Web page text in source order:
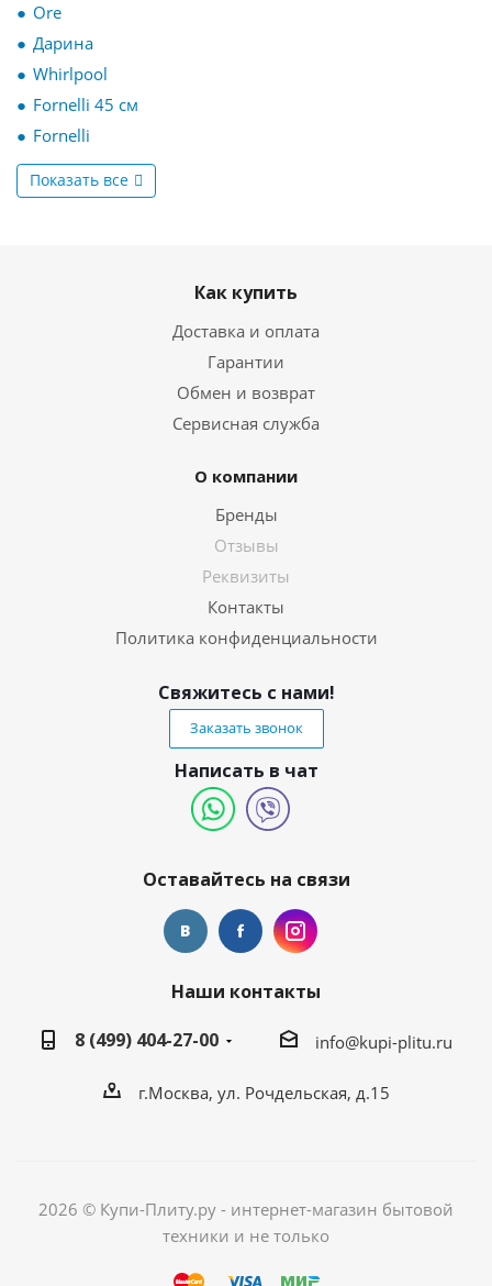
Ore
Дарина
Whirlpool
Fornelli 45 см
Fornelli
Показать все
Как купить
Доставка и оплата
Гарантии
Обмен и возврат
Сервисная служба
О компании
Бренды
Отзывы
Реквизиты
Контакты
Политика конфиденциальности
Свяжитесь с нами!
Заказать звонок
Написать в чат
Оставайтесь на связи
Наши контакты
8 (499) 404-27-00
info@kupi-plitu.ru
г.Москва, ул. Рочдельская, д.15
2026 © Купи-Плиту.ру - интернет-магазин бытовой
техники и не только